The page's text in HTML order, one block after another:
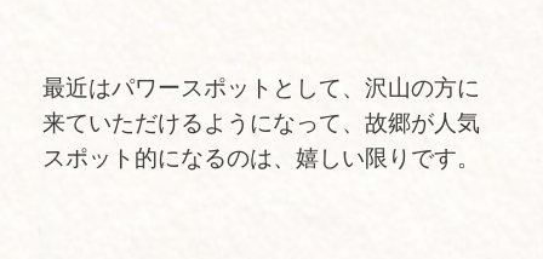
最近はパワースポットとして、沢山の方に
来ていただけるようになって、故郷が人気
スポット的になるのは、嬉しい限りです。